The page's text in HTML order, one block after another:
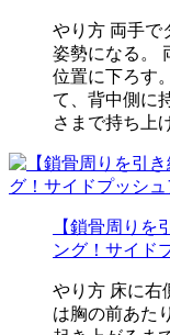
やり方 両手で
姿勢になる。
位置に下ろす
て、背中側に
さまで持ち上
【鎖骨周りを
ング！サイド
やり方 床に右
は胸の前あた